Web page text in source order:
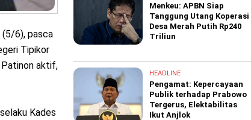
(5/6), pasca
Tipikor
Patinon aktif,
Kades
Menkeu: APBN Siap
Tanggung Utang Koperasi
Desa Merah Putih Rp240
Triliun
HEADLINE
Pengamat: Kepercayaan
Publik terhadap Prabowo
Tergerus, Elektabilitas
Ikut Anjlok